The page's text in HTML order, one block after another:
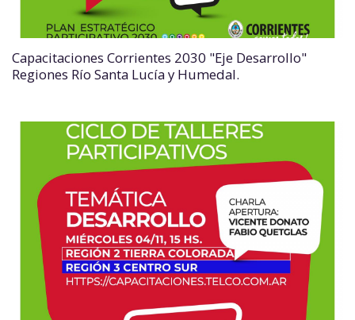
Capacitaciones Corrientes 2030 "Eje Desarrollo"
Regiones Río Santa Lucía y Humedal.